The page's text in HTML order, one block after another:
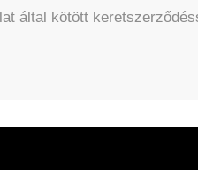
által kötött